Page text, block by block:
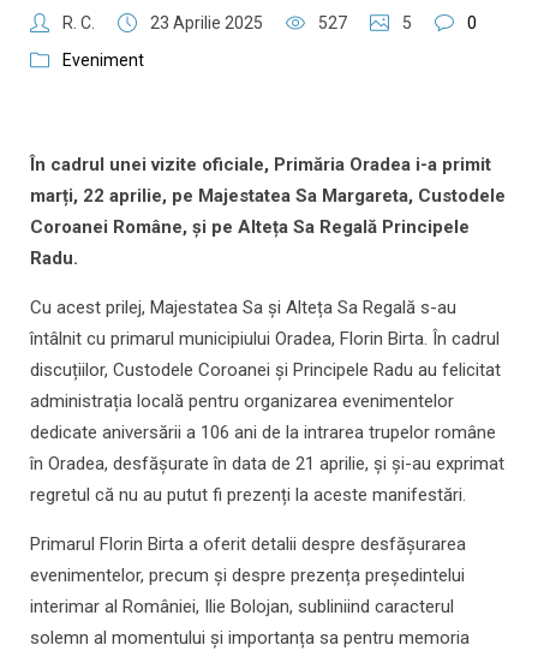
R. C. 23 Aprilie 2025 527 5
0
Eveniment
În cadrul unei vizite oficiale, Primăria Oradea i-a primit
marți, 22 aprilie, pe Majestatea Sa Margareta, Custodele
Coroanei Române, și pe Alteța Sa Regală Principele
Radu.
Cu acest prilej, Majestatea Sa și Alteța Sa Regală s-au
întâlnit cu primarul municipiului Oradea, Florin Birta. În cadrul
discuțiilor, Custodele Coroanei și Principele Radu au felicitat
administrația locală pentru organizarea evenimentelor
dedicate aniversării a 106 ani de la intrarea trupelor române
în Oradea, desfășurate în data de 21 aprilie, și și-au exprimat
regretul că nu au putut fi prezenți la aceste manifestări.
Primarul Florin Birta a oferit detalii despre desfășurarea
evenimentelor, precum și despre prezența președintelui
interimar al României, Ilie Bolojan, subliniind caracterul
solemn al momentului și importanța sa pentru memoria